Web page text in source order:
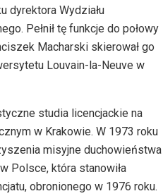
dyrektora Wydziału
Pełnił tę funkcje do połowy
Macharski skierował go
Louvain-la-Neuve w
studia licencjackie na
w Krakowie. W 1973 roku
misyjne duchowieństwa
Polsce, która stanowiła
obronionego w 1976 roku.